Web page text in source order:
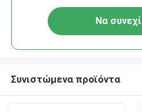
Να
Συνιστώμενα προϊόντα